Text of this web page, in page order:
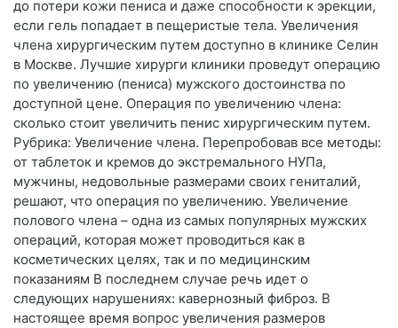
до потери кожи пениса и даже способности к эрекции,
если гель попадает в пещеристые тела. Увеличения
члена хирургическим путем доступно в клинике Селин
в Москве. Лучшие хирурги клиники проведут операцию
по увеличению (пениса) мужского достоинства по
доступной цене. Операция по увеличению члена:
сколько стоит увеличить пенис хирургическим путем.
Рубрика: Увеличение члена. Перепробовав все методы:
от таблеток и кремов до экстремального НУПа,
мужчины, недовольные размерами своих гениталий,
решают, что операция по увеличению. Увеличение
полового члена – одна из самых популярных мужских
операций, которая может проводиться как в
косметических целях, так и по медицинским
показаниям В последнем случае речь идет о
следующих нарушениях: кавернозный фиброз. В
настоящее время вопрос увеличения размеров